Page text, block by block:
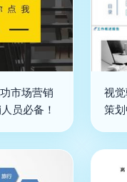
市场营销
员必备！
视
策